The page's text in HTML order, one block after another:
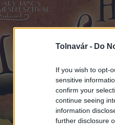
Tolnavár - Do
If you wish to opt-
sensitive
confirm your
continue seeing
information
further disclosure